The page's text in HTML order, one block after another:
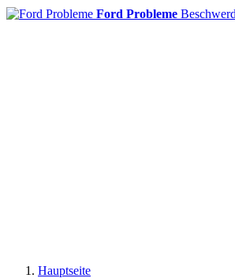
Ford Probleme
Hauptseite